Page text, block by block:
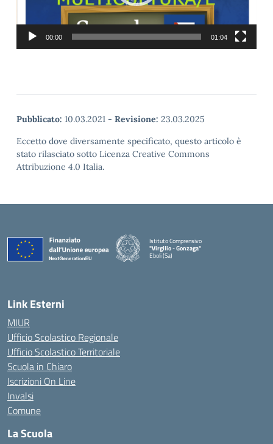
00:00 01:04
Pubblicato: 10.03.2021 - Revisione: 23.03.2025
Eccetto dove diversamente specificato, questo articolo è
stato rilasciato sotto Licenza Creative Commons
Attribuzione 4.0 Italia.
Istituto Comprensivo
"Virgilio - Gonzaga"
Eboli (Sa)
Link Esterni
MIUR
Ufficio Scolastico Regionale
Ufficio Scolastico Territoriale
Scuola in Chiaro
Iscrizioni On Line
Invalsi
Comune
La Scuola